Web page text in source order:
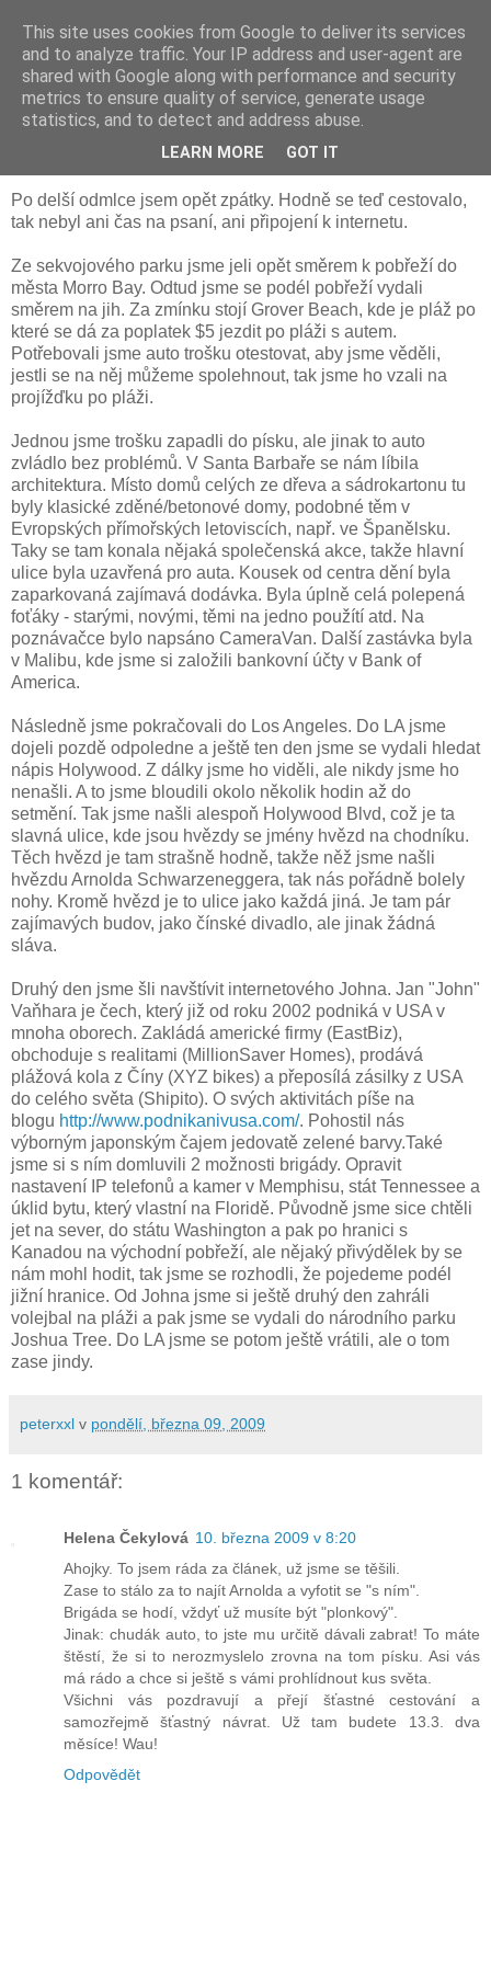
Peter's blog
9. 3. 2009
Cesta pokračuje do Los Angeles
Po delší odmlce jsem opět zpátky. Hodně se teď cestovalo,
tak nebyl ani čas na psaní, ani připojení k internetu.
Ze sekvojového parku jsme jeli opět směrem k pobřeží do
města Morro Bay. Odtud jsme se podél pobřeží vydali
směrem na jih. Za zmínku stojí Grover Beach, kde je pláž po
které se dá za poplatek $5 jezdit po pláži s autem.
Potřebovali jsme auto trošku otestovat, aby jsme věděli,
jestli se na něj můžeme spolehnout, tak jsme ho vzali na
projížďku po pláži.
Jednou jsme trošku zapadli do písku, ale jinak to auto
zvládlo bez problémů. V Santa Barbaře se nám líbila
architektura. Místo domů celých ze dřeva a sádrokartonu tu
byly klasické zděné/betonové domy, podobné těm v
Evropských přímořských letoviscích, např. ve Španělsku.
Taky se tam konala nějaká společenská akce, takže hlavní
ulice byla uzavřená pro auta. Kousek od centra dění byla
zaparkovaná zajímavá dodávka. Byla úplně celá polepená
foťáky - starými, novými, těmi na jedno použítí atd. Na
poznávačce bylo napsáno CameraVan. Další zastávka byla
v Malibu, kde jsme si založili bankovní účty v Bank of
America.
Následně jsme pokračovali do Los Angeles. Do LA jsme
dojeli pozdě odpoledne a ještě ten den jsme se vydali hledat
nápis Holywood. Z dálky jsme ho viděli, ale nikdy jsme ho
nenašli. A to jsme bloudili okolo několik hodin až do
setmění. Tak jsme našli alespoň Holywood Blvd, což je ta
slavná ulice, kde jsou hvězdy se jmény hvězd na chodníku.
Těch hvězd je tam strašně hodně, takže něž jsme našli
hvězdu Arnolda Schwarzeneggera, tak nás pořádně bolely
nohy. Kromě hvězd je to ulice jako každá jiná. Je tam pár
zajímavých budov, jako čínské divadlo, ale jinak žádná
sláva.
Druhý den jsme šli navštívit internetového Johna. Jan "John"
Vaňhara je čech, který již od roku 2002 podniká v USA v
mnoha oborech. Zakládá americké firmy (EastBiz),
obchoduje s realitami (MillionSaver Homes), prodává
plážová kola z Číny (XYZ bikes) a přeposílá zásilky z USA
do celého světa (Shipito). O svých aktivitách píše na
blogu http://www.podnikanivusa.com/. Pohostil nás
výborným japonským čajem jedovatě zelené barvy.Také
jsme si s ním domluvili 2 možnosti brigády. Opravit
nastavení IP telefonů a kamer v Memphisu, stát Tennessee a
úklid bytu, který vlastní na Floridě. Původně jsme sice chtěli
jet na sever, do státu Washington a pak po hranici s
Kanadou na východní pobřeží, ale nějaký přivýdělek by se
nám mohl hodit, tak jsme se rozhodli, že pojedeme podél
jižní hranice. Od Johna jsme si ještě druhý den zahráli
volejbal na pláži a pak jsme se vydali do národního parku
Joshua Tree. Do LA jsme se potom ještě vrátili, ale o tom
zase jindy.
peterxxl v pondělí, března 09, 2009
1 komentář:
Helena Čekylová 10. března 2009 v 8:20
Ahojky. To jsem ráda za článek, už jsme se těšili.
Zase to stálo za to najít Arnolda a vyfotit se "s ním".
Brigáda se hodí, vždyť už musíte být "plonkový".
Jinak: chudák auto, to jste mu určitě dávali zabrat! To máte
štěstí, že si to nerozmyslelo zrovna na tom písku. Asi vás
má rádo a chce si ještě s vámi prohlídnout kus světa.
Všichni vás pozdravují a přejí šťastné cestování a
samozřejmě šťastný návrat. Už tam budete 13.3. dva
měsíce! Wau!
Odpovědět
This site uses cookies from Google to deliver its services
and to analyze traffic. Your IP address and user-agent are
shared with Google along with performance and security
metrics to ensure quality of service, generate usage
statistics, and to detect and address abuse.
LEARN MORE GOT IT